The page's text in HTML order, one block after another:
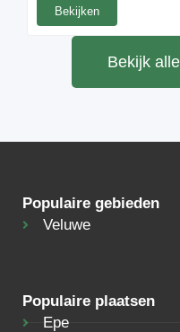
Bekijken
Bekijk
Populaire gebieden
Veluwe
Populaire plaatsen
Epe